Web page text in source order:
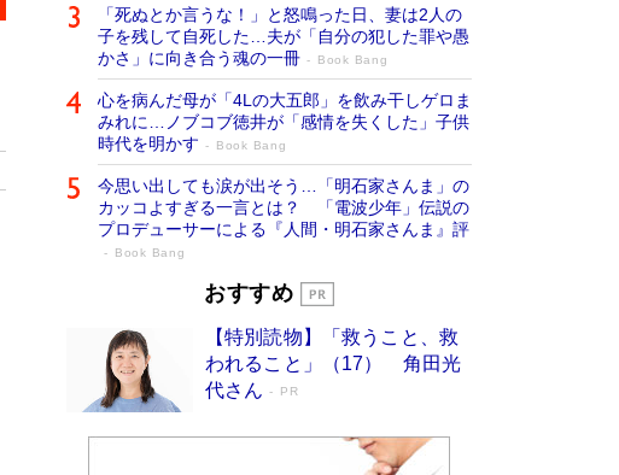
「死ぬとか言うな！」と怒鳴った日、妻は2人の
子を残して自死した…夫が「自分の犯した罪や愚
かさ」に向き合う魂の一冊
Book Bang
心を病んだ母が「4Lの大五郎」を飲み干しゲロま
みれに…ノブコブ徳井が「感情を失くした」子供
時代を明かす
Book Bang
今思い出しても涙が出そう…「明石家さんま」の
カッコよすぎる一言とは？ 「電波少年」伝説の
プロデューサーによる『人間・明石家さんま』評
Book Bang
「宇宙兄弟」最終46巻がベストセラー1
物語に幕 特装版には「宇宙で描かれたマ
ンガ」も収録
Book Bang
美輪明宏 晩年の回答を集めた『ほほえんで生き
おすすめ
【特別読物】「救うこと、救
われること」（17） 角田光
代さん
PR